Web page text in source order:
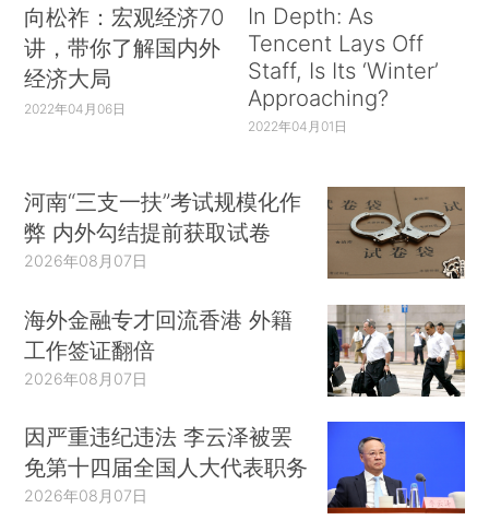
向松祚：宏观经济70
讲，带你了解国内外
经济大局
2022年04月06日
In Depth: As
Tencent Lays Off
Staff, Is Its ‘Winter’
Approaching?
2022年04月01日
河南“三支一扶”考试规模化作
弊 内外勾结提前获取试卷
2026年08月07日
海外金融专才回流香港 外籍
工作签证翻倍
2026年08月07日
因严重违纪违法 李云泽被罢
免第十四届全国人大代表职务
2026年08月07日